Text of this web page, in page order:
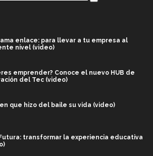
enlace: para llevar a tu empresa al
nivel (video)
emprender? Conoce el nuevo HUB de
del Tec (video)
que hizo del baile su vida (video)
transformar la experiencia educativa